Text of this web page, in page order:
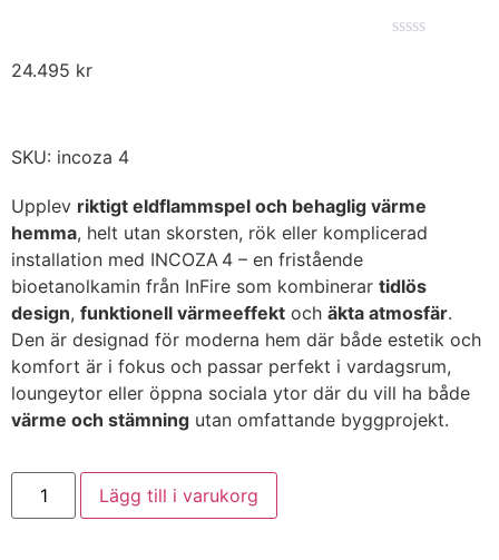
24.495 kr
SKU: incoza 4
Upplev riktigt eldflammspel och behaglig värme
hemma, helt utan skorsten, rök eller komplicerad
installation med INCOZA 4 – en fristående
bioetanolkamin från InFire som kombinerar tidlös
design, funktionell värmeeffekt och äkta atmosfär.
Den är designad för moderna hem där både estetik och
komfort är i fokus och passar perfekt i vardagsrum,
loungeytor eller öppna sociala ytor där du vill ha både
värme och stämning utan omfattande byggprojekt.
Lägg till i varukorg